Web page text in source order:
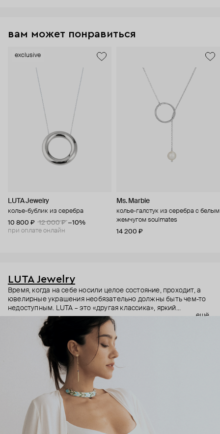
вам может понравиться
exclusive
LUTA Jewelry
колье-бублик из серебра
10 800 ₽
12 000 ₽ −10%
при оплате онлайн
Ms. Marble
колье-галстук из серебра с белым
жемчугом soulmates
14 200 ₽
LUTA Jewelry
Время, когда на себе носили целое состояние, проходит, а
ювелирные украшения необязательно должны быть чем-то
недоступным. LUTA – это «другая классика», яркий
современный дизайн без драгоценных камней. Дизайнер
бренда Татьяна Лухта (из ее инициалов и сложилось
название марки) – профессиональный архитектор. Поэтому
в коллекциях LUTA есть и выверенная геометрия, и
многослойные конструкции. Ее украшения – про акцентный
statement, который можно носить здесь и сейчас: и на
бизнес-встречу, и на вечеринку в Касабланке.
ещё